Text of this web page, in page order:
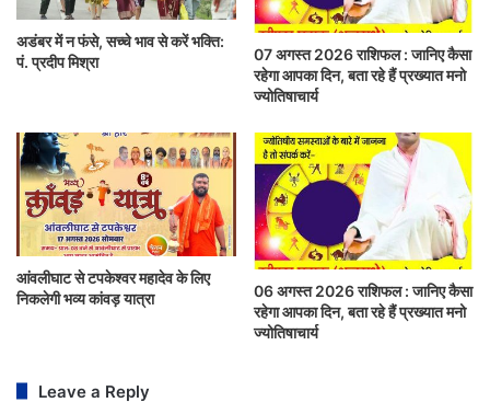
अडंबर में न फंसे, सच्चे भाव से करें भक्ति:
पं. प्रदीप मिश्रा
07 अगस्त 2026 राशिफल : जानिए कैसा
रहेगा आपका दिन, बता रहे हैं प्रख्यात मनो
ज्योतिषाचार्य
आंवलीघाट से टपकेश्वर महादेव के लिए
निकलेगी भव्य कांवड़ यात्रा
06 अगस्त 2026 राशिफल : जानिए कैसा
रहेगा आपका दिन, बता रहे हैं प्रख्यात मनो
ज्योतिषाचार्य
Leave a Reply